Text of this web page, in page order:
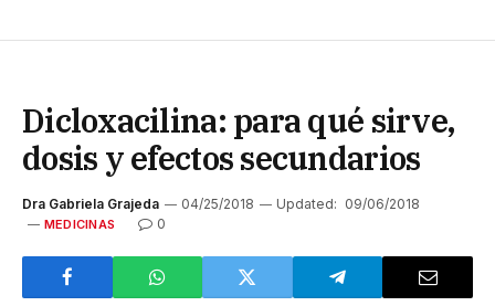
Dicloxacilina: para qué sirve,
dosis y efectos secundarios
Dra Gabriela Grajeda 04/25/2018 Updated: 09/06/2018
MEDICINAS 0